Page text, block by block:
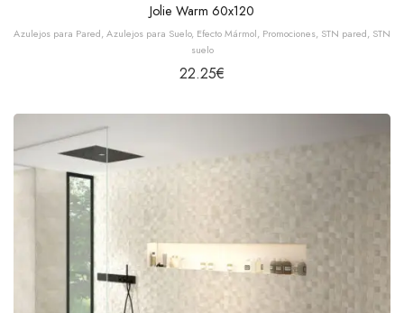
Jolie Warm 60x120
Azulejos para Pared,Azulejos para Suelo, Efecto Mármol, Promociones, STN pared, STN
suelo
22.25€